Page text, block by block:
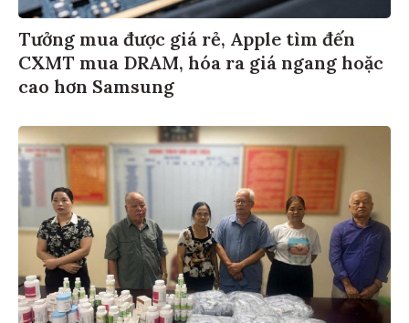
Tưởng mua được giá rẻ, Apple tìm đến
CXMT mua DRAM, hóa ra giá ngang hoặc
cao hơn Samsung